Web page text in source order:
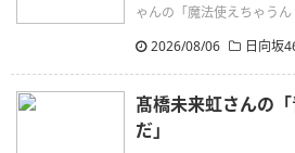
ゃんの「魔法使えちゃうん
2026/08/06
日向坂
髙橋未来虹さんの
だ」